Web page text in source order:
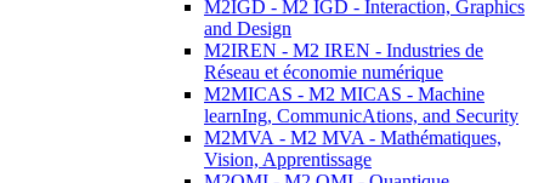
M2IGD - M2 IGD - Interaction, Graphics
and Design
M2IREN - M2 IREN - Industries de
Réseau et économie numérique
M2MICAS - M2 MICAS - Machine
learnIng, CommunicAtions, and Security
M2MVA - M2 MVA - Mathématiques,
Vision, Apprentissage